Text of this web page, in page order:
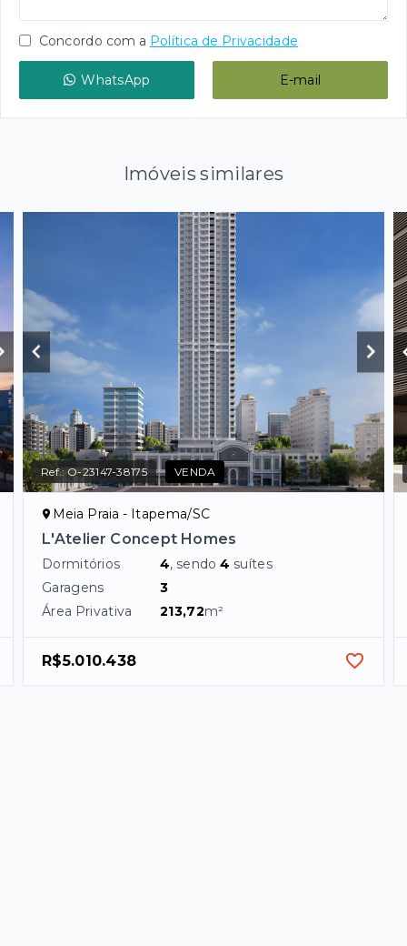
Concordo com a Política de Privacidade
WhatsApp E-mail
Imóveis similares
Ref.:O-23147-38175 VENDA
Meia Praia - Itapema/SC
L'Atelier Concept Homes
Dormitórios 4, sendo4 suítes
Garagens
3
Área Privativa
213,72m²
R$5.010.438